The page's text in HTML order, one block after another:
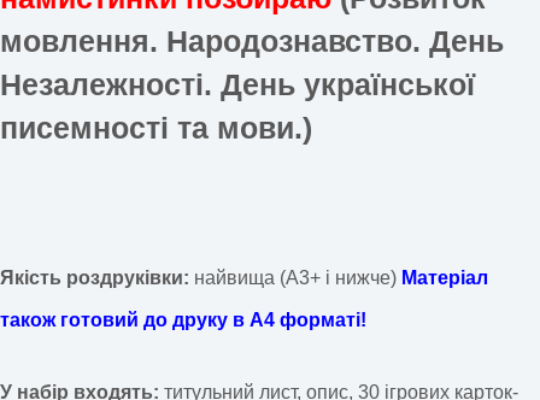
мовлення. Народознавство. День
Незалежності. День української
писемності та мови.)
Якість роздруківки: найвища (А3+ і нижче) Матеріал
також готовий до друку в А4 форматі!
У набір входять: титульний лист, опис, 30 ігрових карток-